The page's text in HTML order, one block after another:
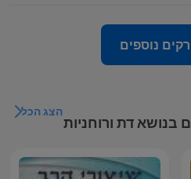
נוספים
בנושא דת ורוחניות
הצג הכל